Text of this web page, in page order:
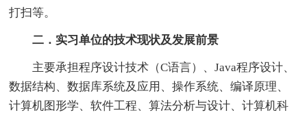
打扫等。
二．实习单位的技术现状及发展前景
主要承担程序设计技术（C语言）、Java程序设计、
数据结构、数据库系统及应用、操作系统、编译原理、
计算机图形学、软件工程、算法分析与设计、计算机科